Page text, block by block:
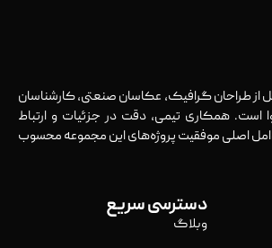
طراحان گرافیک، عکاسان صنعتی، کارشناسان
است. همکاری تیمی، دقت در جزئیات و ارتباط
اصلی موفقیت پروژه‌های این مجموعه محسوب
دسترسی سریع
وبلاگ